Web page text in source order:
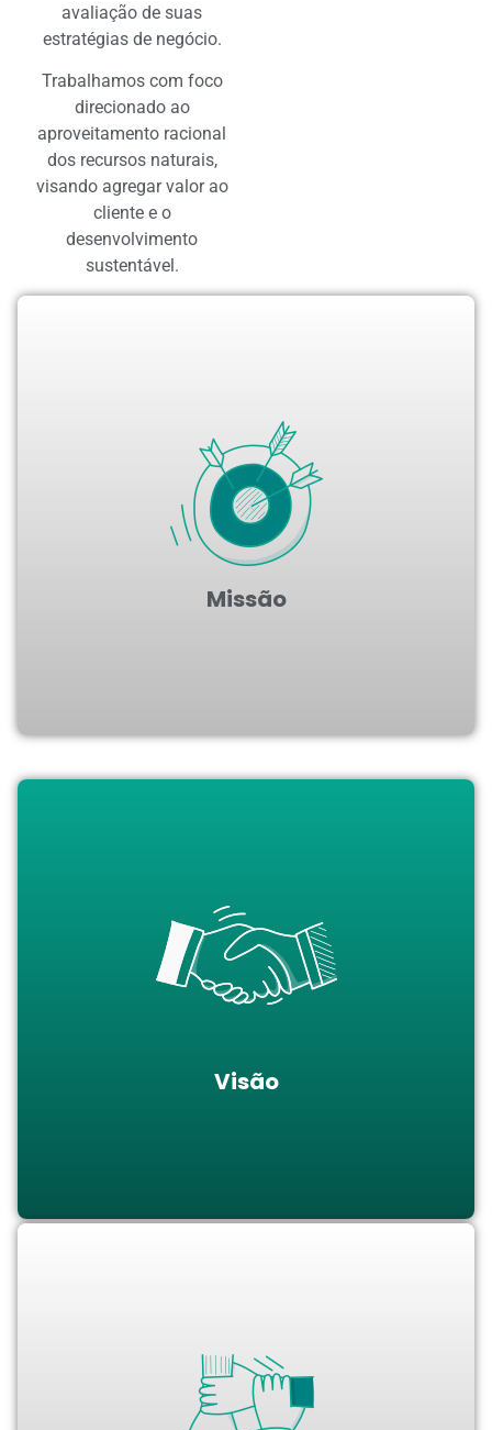
avaliação de suas
estratégias de negócio.
Trabalhamos com foco
direcionado ao
aproveitamento racional
dos recursos naturais,
visando agregar valor ao
cliente e o
desenvolvimento
sustentável.
Missão
estratégicas e inovadoras,
sempre com responsabilidade ambiental e
social.
Visão
empreendimentos, bem como referência
positiva junto aos orgãos governamentais
ambientais.
tem na ética e na transparência
seus valores fundamentais.